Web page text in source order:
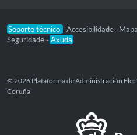
Soporte técnico -Accesibilidade -
Seguridade - Axuda
© 2026 Plataforma de Administración
Coruña